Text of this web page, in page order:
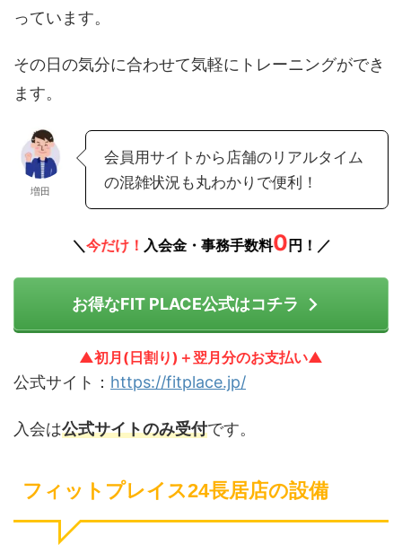
っています。
その日の気分に合わせて気軽にトレーニングができ
ます。
増田
会員用サイトから店舗のリアルタイム
の混雑状況も丸わかりで便利！
＼今だけ！ 入会金・事務手数料0 円！／
お得なFIT PLACE公式はコチラ
▲初月(日割り)＋翌月分のお支払い▲
公式サイト： https://fitplace.jp/
入会は公式サイトのみ受付です。
フィットプレイス24長居店の設備